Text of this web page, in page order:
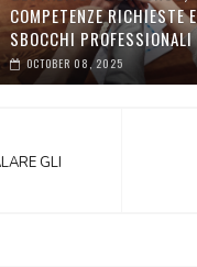
COMPETENZE RICHIESTE E
SBOCCHI PROFESSIONALI
OCTOBER 08, 2025
GLI